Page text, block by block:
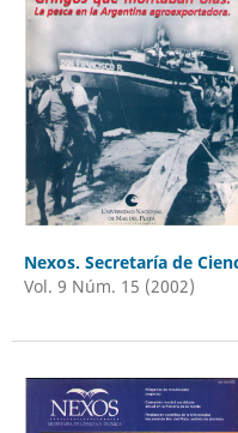
Nexos. Secretaría de
Vol. 9 Núm. 15 (2002)